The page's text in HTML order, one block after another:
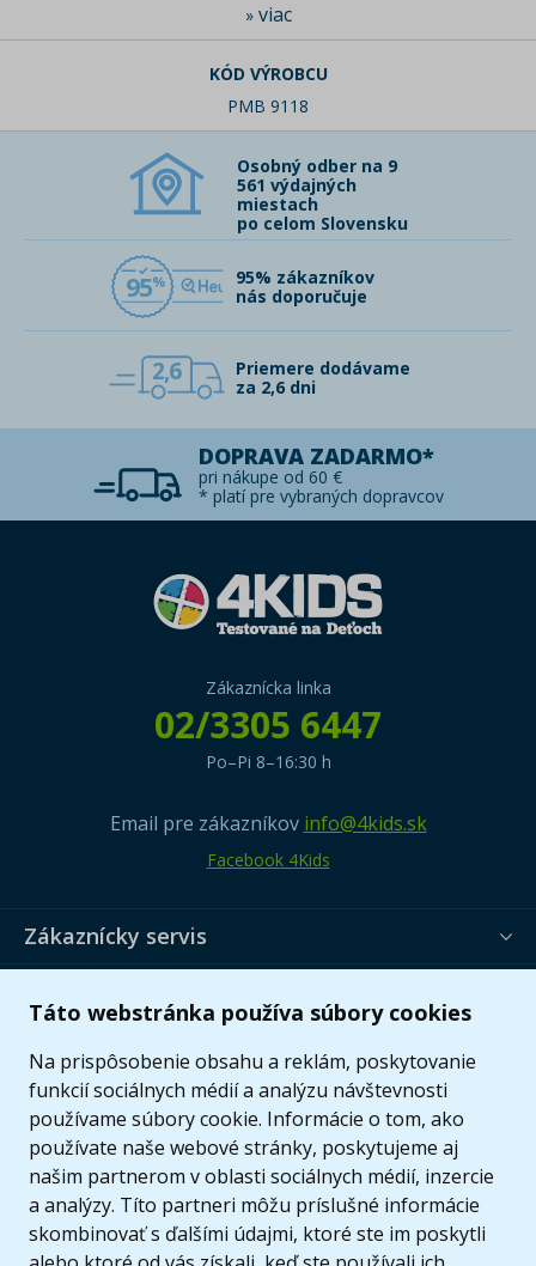
Táto webstránka používa súbory cookies
Na prispôsobenie obsahu a reklám, poskytovanie
funkcií sociálnych médií a analýzu návštevnosti
používame súbory cookie. Informácie o tom, ako
používate naše webové stránky, poskytujeme aj
našim partnerom v oblasti sociálnych médií, inzercie
a analýzy. Títo partneri môžu príslušné informácie
skombinovať s ďalšími údajmi, ktoré ste im poskytli
» viac
KÓD VÝROBCU
PMB 9118
Osobný odber na 9
561 výdajných
miestach
po celom Slovensku
95
95% zákazníkov
nás doporučuje
2,6
Priemere dodávame
za 2,6 dni
DOPRAVA ZADARMO*
pri nákupe od 60 €
* platí pre vybraných dopravcov
Zákaznícka linka
02/3305 6447
Po–Pi 8–16:30 h
Email pre zákazníkov info@4kids.sk
Facebook 4Kids
Zákaznícky servis